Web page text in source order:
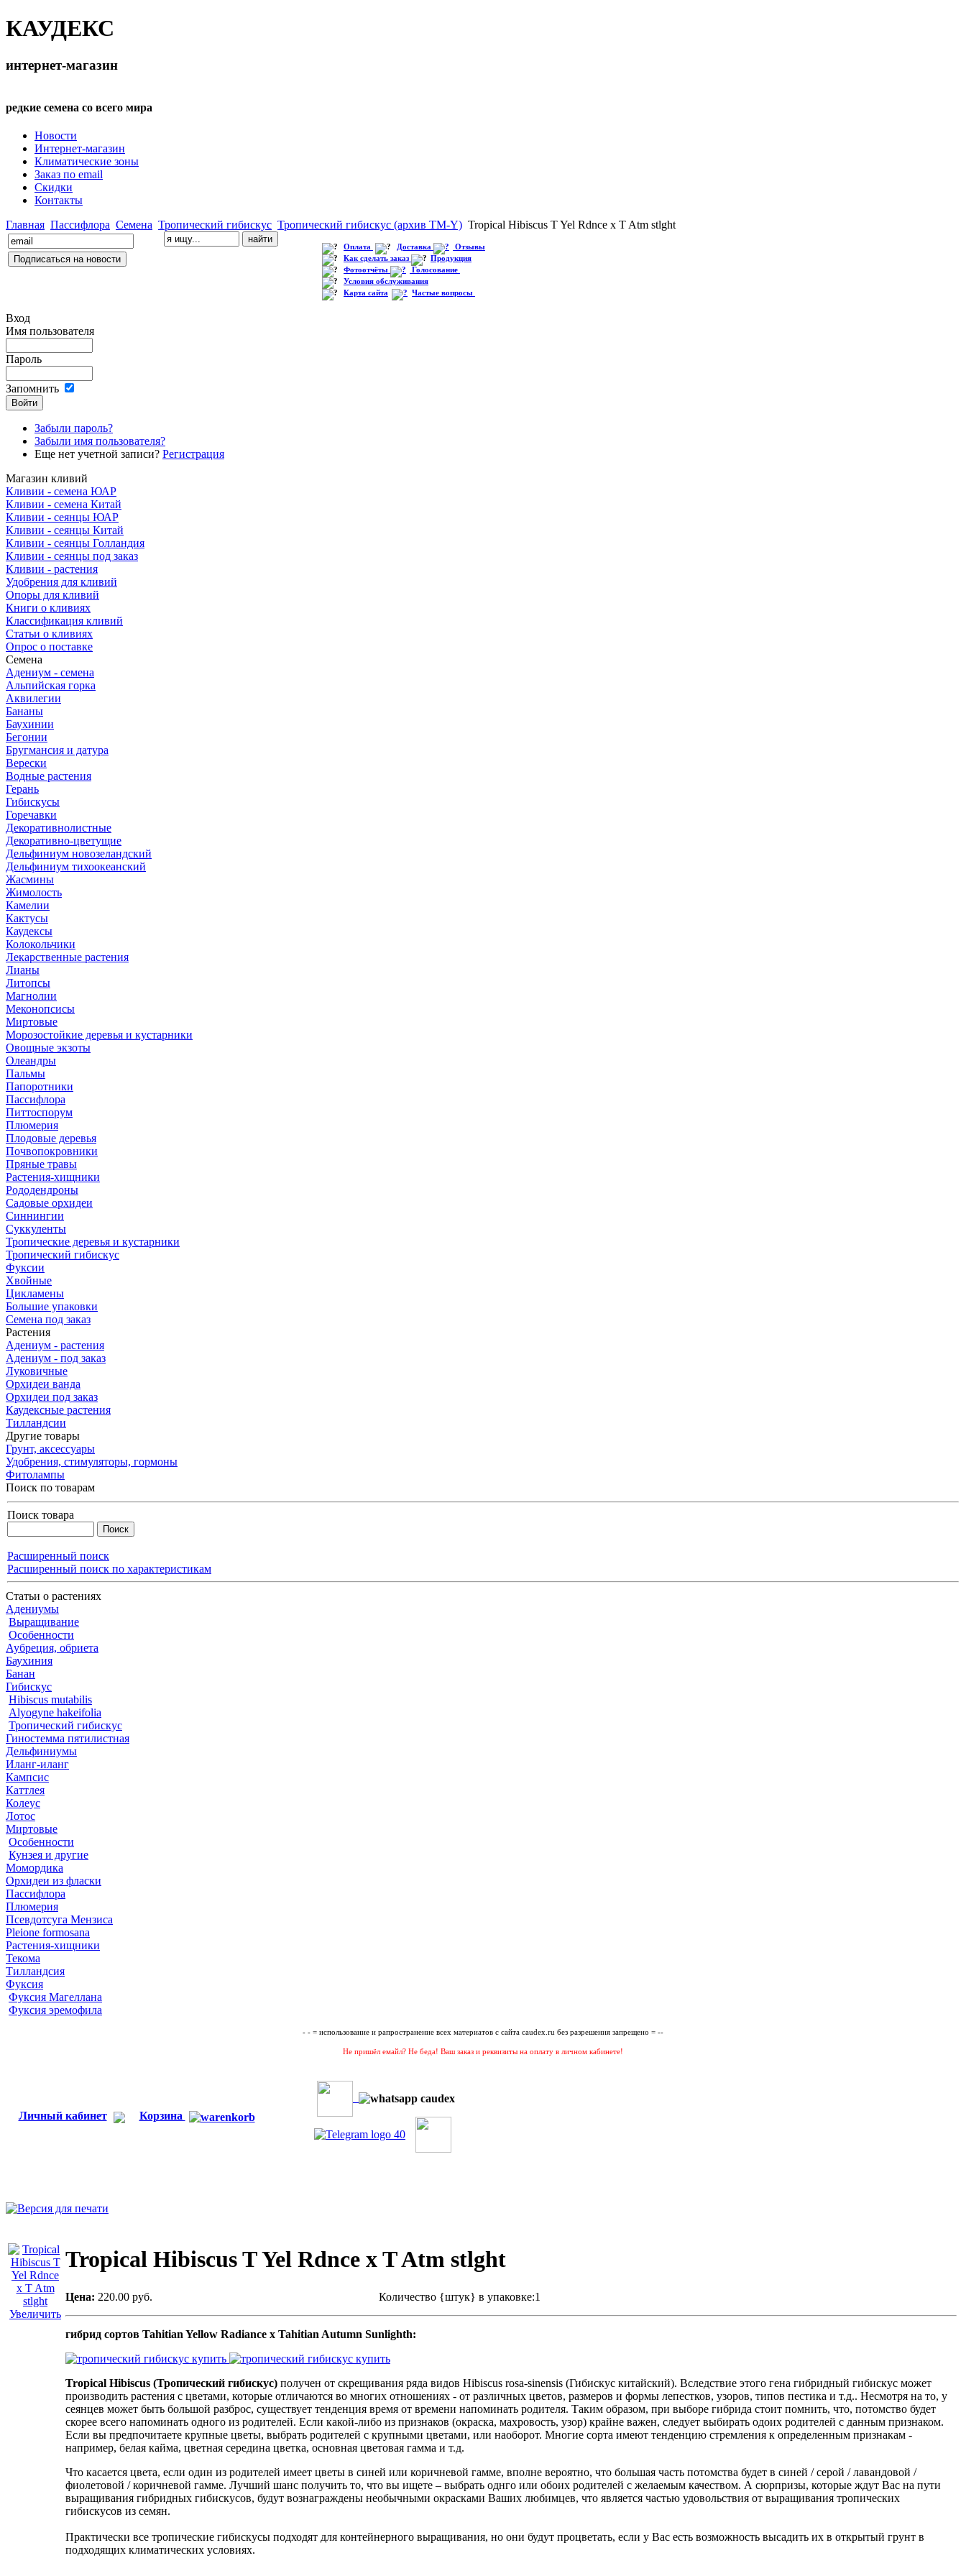
КАУДЕКС
интернет-магазин
редкие семена со всего мира
Новости
Интернет-магазин
Климатические зоны
Заказ по email
Скидки
Контакты
Главная Пассифлора Семена Тропический гибискус Тропический гибискус (архив TM-Y) Tropical Hibiscus T Yel Rdnce x T Atm stlght
Оплата Доставка
Отзывы
Как сделать заказ
Продукция
Фотоотчёты
Голосование
Условия обслуживания
Карта сайта
Частые вопросы
Вход
Имя пользователя
Пароль
Запомнить
Забыли пароль?
Забыли имя пользователя?
Еще нет учетной записи? Регистрация
Магазин кливий
Кливии - семена ЮАР
Кливии - семена Китай
Кливии - сеянцы ЮАР
Кливии - сеянцы Китай
Кливии - сеянцы Голландия
Кливии - сеянцы под заказ
Кливии - растения
Удобрения для кливий
Опоры для кливий
Книги о кливиях
Классификация кливий
Статьи о кливиях
Опрос о поставке
Семена
Адениум - семена
Альпийская горка
Аквилегии
Бананы
Баухинии
Бегонии
Бругмансия и датура
Верески
Водные растения
Герань
Гибискусы
Горечавки
Декоративнолистные
Декоративно-цветущие
Дельфиниум новозеландский
Дельфиниум тихоокеанский
Жасмины
Жимолость
Камелии
Кактусы
Каудексы
Колокольчики
Лекарственные растения
Лианы
Литопсы
Магнолии
Меконопсисы
Миртовые
Морозостойкие деревья и кустарники
Овощные экзоты
Олеандры
Пальмы
Папоротники
Пассифлора
Питтоспорум
Плюмерия
Плодовые деревья
Почвопокровники
Пряные травы
Растения-хищники
Рододендроны
Садовые орхидеи
Синнингии
Суккуленты
Тропические деревья и кустарники
Тропический гибискус
Фуксии
Хвойные
Цикламены
Большие упаковки
Семена под заказ
Растения
Адениум - растения
Адениум - под заказ
Луковичные
Орхидеи ванда
Орхидеи под заказ
Каудексные растения
Тилландсии
Другие товары
Грунт, аксессуары
Удобрения, стимуляторы, гормоны
Фитолампы
Поиск по товарам
Поиск товара
Расширенный поиск
Расширенный поиск по характеристикам
Статьи о растениях
Адениумы
Выращивание
Особенности
Аубреция, обриета
Баухиния
Банан
Гибискус
Hibiscus mutabilis
Alyogyne hakeifolia
Тропический гибискус
Гиностемма пятилистная
Дельфиниумы
Иланг-иланг
Кампсис
Каттлея
Колеус
Лотос
Миртовые
Особенности
Кунзея и другие
Момордика
Орхидеи из фласки
Пассифлора
Плюмерия
Псевдотсуга Мензиса
Pleione formosana
Растения-хищники
Текома
Тилландсия
Фуксия
Фуксия Магеллана
Фуксия эремофила
- - = использование и рапространение всех материатов с сайта caudex.ru без разрешения запрещено = --
Не пришёл емайл? Не беда! Ваш заказ и реквизиты на оплату в личном кабинете!
Личный кабинет Корзина
Увеличить
Tropical Hibiscus T Yel Rdnce x T Atm stlght
Цена: 220.00 руб. Количество {штук} в упаковке:1
гибрид сортов Tahitian Yellow Radiance x Tahitian Autumn Sunlighth:
Tropical Hibiscus (Тропический гибискус) получен от скрещивания ряда видов Hibiscus rosa-sinensis (Гибискус китайский). Вследствие этого гена гибридный гибискус может
производить растения с цветами, которые отличаются во многих отношениях - от различных цветов, размеров и формы лепестков, узоров, типов пестика и т.д.. Несмотря на то, у
сеянцев может быть большой разброс, существует тенденция время от времени напоминать родителя. Таким образом, при выборе гибрида стоит помнить, что, потомство будет
скорее всего напоминать одного из родителей. Если какой-либо из признаков (окраска, махровость, узор) крайне важен, следует выбирать одоих родителей с данным признаком.
Если вы предпочитаете крупные цветы, выбрать родителей с крупными цветами, или наоборот. Многие сорта имеют тенденцию стремления к определенным признакам -
например, белая кайма, цветная середина цветка, основная цветовая гамма и т.д.
Что касается цвета, если один из родителей имеет цветы в синей или коричневой гамме, вполне вероятно, что большая часть потомства будет в синей / серой / лавандовой /
фиолетовой / коричневой гамме. Лучший шанс получить то, что вы ищете – выбрать однго или обоих родителей с желаемым качеством. А сюрпризы, которые ждут Вас на пути
выращивания гибридных гибискусов, будут вознаграждены необычными окрасками Ваших любимцев, что является частью удовольствия от выращивания тропических
гибискусов из семян.
Практически все тропические гибискусы подходят для контейнерного выращивания, но они будут процветать, если у Вас есть возможность высадить их в открытый грунт в
подходящих климатических условиях.